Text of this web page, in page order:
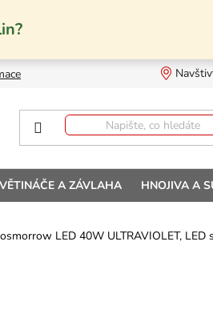
A ZÁVLAHA HNOJIVA A
LED 40W ULTRAVIOLET, LED